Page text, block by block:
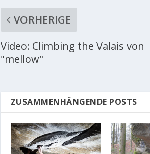
VORHERIGE
Video: Climbing the Valais von
"mellow"
ZUSAMMENHÄNGENDE POSTS